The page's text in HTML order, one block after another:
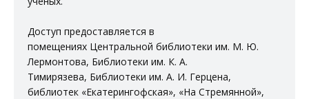
Доступ предоставляется в
помещениях Центральной библиотеки им. М. Ю.
Лермонтова, Библиотеки им. К. А.
Тимирязева, Библиотеки им. А. И. Герцена,
библиотек «Екатерингофская», «На Стремянной»,